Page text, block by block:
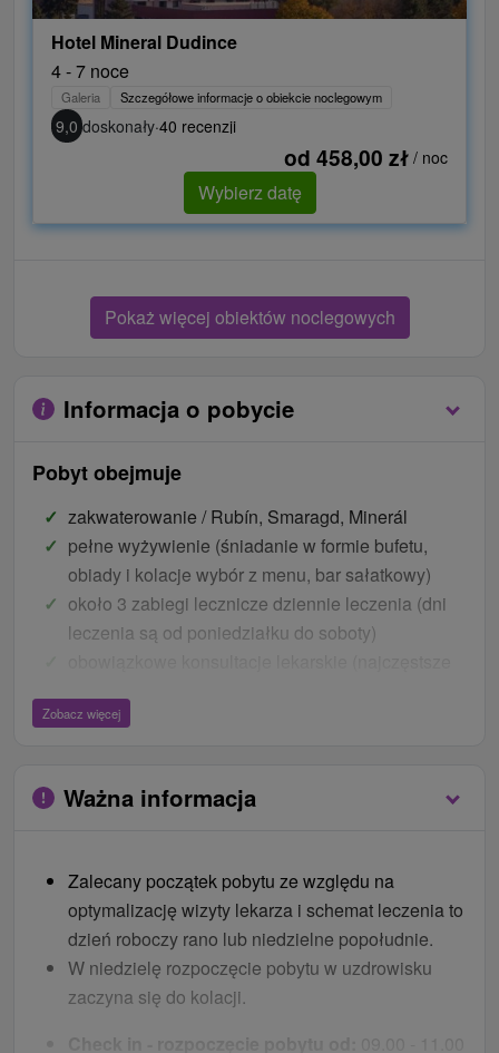
Hotel Mineral Dudince
4 - 7 noce
Galeria Szczegółowe informacje o obiekcie noclegowym
9,0 doskonały·40 recenzji
od 458,00 zł / noc
Wybierz datę
Pokaż więcej obiektów noclegowych
Informacja o pobycie
Pobyt obejmuje
zakwaterowanie / Rubín, Smaragd, Minerál
pełne wyżywienie (śniadanie w formie bufetu,
obiady i kolacje wybór z menu, bar sałatkowy)
około 3 zabiegi lecznicze dziennie leczenia (dni
leczenia są od poniedziałku do soboty)
nowotwory złośliwe w trakcie i po leczeniu z
medycznych
ostateczna konsultacja lekarska i końcowy raport
medyczny (jeżeli pobyt trwa 13 nocy lub więcej)
Ceny - Bonusy
Zobacz więcej
Ważna informacja
Zalecany początek pobytu ze względu na
optymalizację wizyty lekarza i schemat leczenia to
dzień roboczy rano lub niedzielne popołudnie.
W niedzielę rozpoczęcie pobytu w uzdrowisku
zaczyna się do kolacji.